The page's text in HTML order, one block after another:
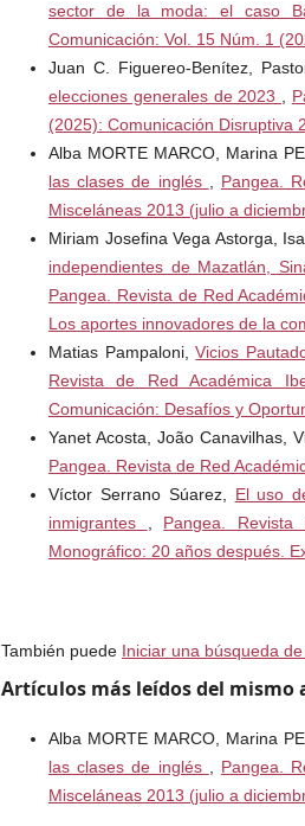
sector de la moda: el caso
Comunicación: Vol. 15 Núm. 1
Juan C. Figuereo-Benítez,
elecciones generales de 2023
(2025): Comunicación Disruptiva
Alba MORTE MARCO, Marina
las clases de inglés
Pangea.
Misceláneas 2013 (julio a
Miriam Josefina Vega Astorga,
independientes de Mazatlán,
Pangea. Revista de Red
Los aportes innovadores de la
Matias Pampaloni,Vicios
Revista de Red Académica
Comunicación: Desafíos y
Yanet Acosta, João Canavilhas,
Pangea. Revista de Red
Víctor Serrano Súarez, El uso
inmigrantes
Pangea.
Monográfico: 20 años después.
También puede Iniciar una búsqueda
Artículos más leídos del mismo
Alba MORTE MARCO, Marina
las clases de inglés , Pangea.
Misceláneas 2013 (julio a